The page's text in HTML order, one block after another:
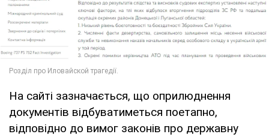
На сайті зазначається, що оприлюднення
документів відбуватиметься поетапно,
відповідно до вимог законів про державну